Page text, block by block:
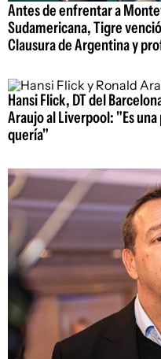
Antes de enfrentar a
Sudamericana, Tigre
Clausura de Argentina y
Hansi Flick, DT del
Araujo al Liverpool: "Es
quería"